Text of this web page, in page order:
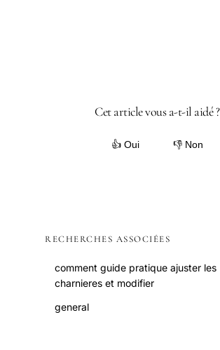
Cet article vous a-t-il aidé ?
👍 Oui 👎 Non
RECHERCHES ASSOCIÉES
comment guide pratique ajuster les
charnieres et modifier
general